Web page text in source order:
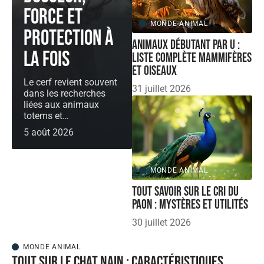
force et
protection à
la fois
Le cerf revient souvent
dans les recherches
liées aux animaux
totems et…
5 août 2026
MONDE ANIMAL
Animaux débutant par U :
liste complète mammifères
et oiseaux
31 juillet 2026
MONDE ANIMAL
Tout savoir sur le cri du
paon : mystères et utilités
30 juillet 2026
MONDE ANIMAL